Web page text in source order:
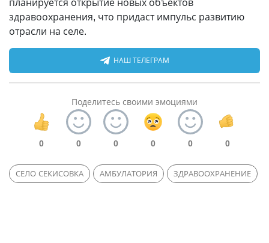
здравоохранения, что придаст импульс развитию
отрасли на селе.
НАШ ТЕЛЕГРАМ
Поделитесь своими эмоциями
0 0 0 0 0 0
СЕЛО СЕКИСОВКА АМБУЛАТОРИЯ ЗДРАВООХРАНЕНИЕ